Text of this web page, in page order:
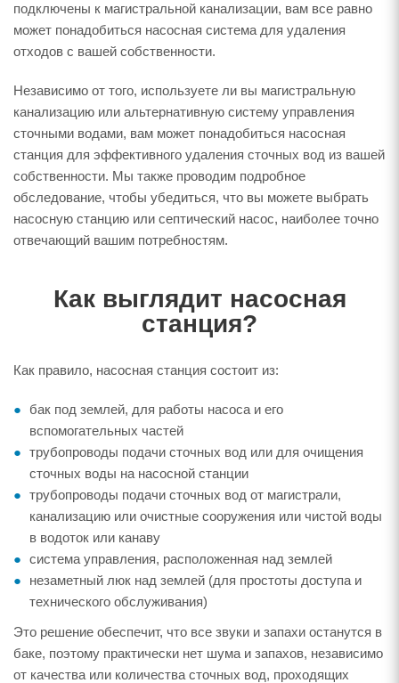
подключены к магистральной канализации, вам все равно
может понадобиться насосная система для удаления
отходов с вашей собственности.
Независимо от того, используете ли вы магистральную
канализацию или альтернативную систему управления
сточными водами, вам может понадобиться насосная
станция для эффективного удаления сточных вод из вашей
собственности. Мы также проводим подробное
обследование, чтобы убедиться, что вы можете выбрать
насосную станцию или септический насос, наиболее точно
отвечающий вашим потребностям.
Как выглядит насосная
станция?
Как правило, насосная станция состоит из:
бак под землей, для работы насоса и его
вспомогательных частей
трубопроводы подачи сточных вод или для очищения
сточных воды на насосной станции
трубопроводы подачи сточных вод от магистрали,
канализацию или очистные сооружения или чистой воды
в водоток или канаву
система управления, расположенная над землей
незаметный люк над землей (для простоты доступа и
технического обслуживания)
Это решение обеспечит, что все звуки и запахи останутся в
баке, поэтому практически нет шума и запахов, независимо
от качества или количества сточных вод, проходящих